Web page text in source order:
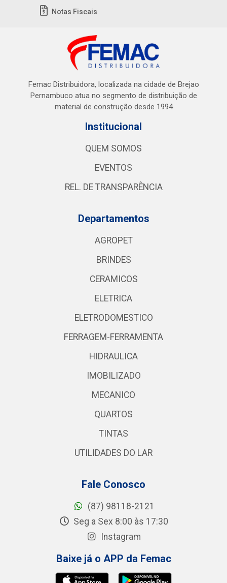
Notas Fiscais
Femac Distribuidora, localizada na cidade de Brejao
Pernambuco atua no segmento de distribuição de
material de construção desde 1994
Institucional
QUEM SOMOS
EVENTOS
REL. DE TRANSPARÊNCIA
Departamentos
AGROPET
BRINDES
CERAMICOS
ELETRICA
ELETRODOMESTICO
FERRAGEM-FERRAMENTA
HIDRAULICA
IMOBILIZADO
MECANICO
QUARTOS
TINTAS
UTILIDADES DO LAR
Fale Conosco
(87) 98118-2121
Seg a Sex 8:00 às 17:30
Instagram
Baixe já o APP da Femac